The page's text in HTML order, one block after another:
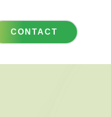
CONTACT